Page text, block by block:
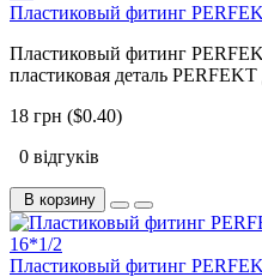
Пластиковый фитинг
Пластиковый фитинг
пластиковая деталь
18 грн ($0.40)
0 відгуків
В корзину
Пластиковый фитинг